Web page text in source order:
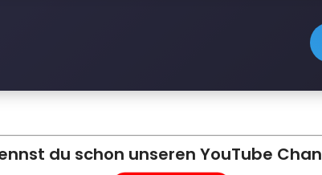
du schon unseren YouTube